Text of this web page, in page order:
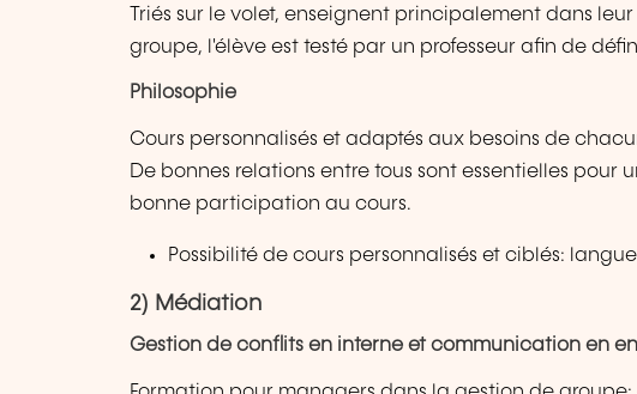
Triés sur le volet, enseignent principalement dans
groupe, l'élève est testé par un professeur afin de
Philosophie
Cours personnalisés et adaptés aux besoins de
De bonnes relations entre tous sont essentielles pour
bonne participation au cours.
Possibilité de cours personnalisés et ciblés:
2) Médiation
Gestion de conflits en interne et communication en